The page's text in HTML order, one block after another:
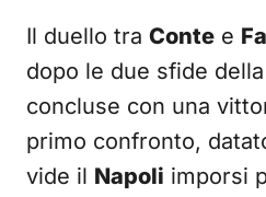
Il duello tra Conte e
dopo le due sfide
concluse con una
primo confronto,
vide il Napoli imporsi